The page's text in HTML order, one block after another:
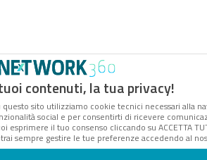
contenuti, la tua privacy!
questo sito utilizziamo cookie tecnici necessari alla
social e per consentirti di ricevere
esprimere il tuo consenso cliccando su ACCETTA
sempre gestire le tue preferenze accedendo al